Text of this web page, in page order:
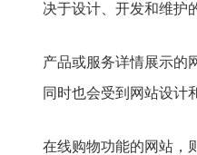
决于设计、开发和维护
产品或服务详情展示的
同时也会受到网站设计
在线购物功能的网站，